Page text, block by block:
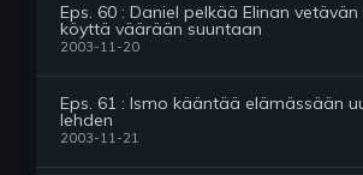
Eps. 60 : Daniel pelkää Elinan vetävän
köyttä väärään suuntaan
2003-11-20
Eps. 61 : Ismo kääntää elämässään
lehden
2003-11-21